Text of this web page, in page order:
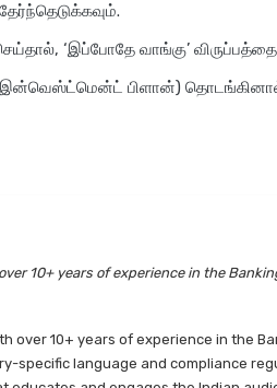
‘இப்போதே வாங்கு’ விருப்பத்தை
இன்வெஸ்ட்மென்ட் பிளான்)
10+ years of experience in the
over 10+ years of experience in the
specific language and compliance